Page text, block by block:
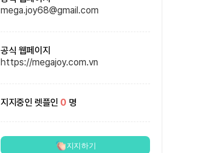
mega.joy68@gmail.com
공식 웹페이지
https://megajoy.com.vn
지지중인 렛플인 0 명
지지하기